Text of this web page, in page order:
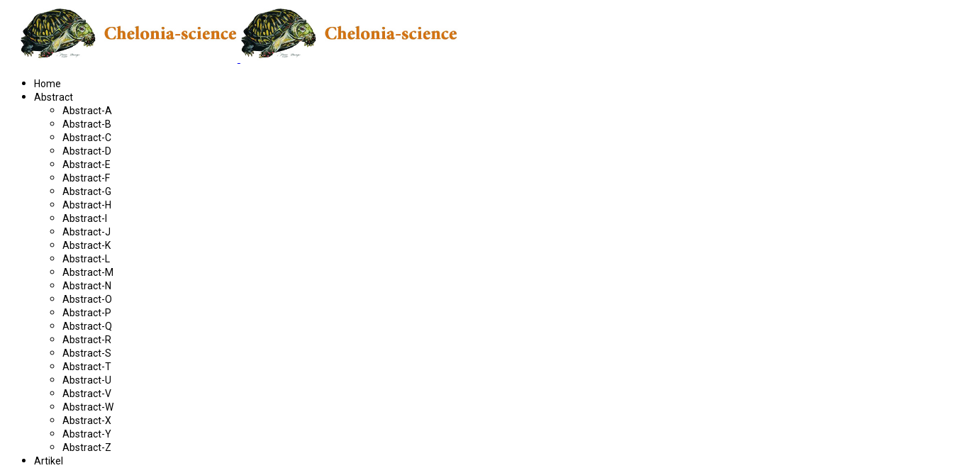
Home
Abstract
Abstract-A
Abstract-B
Abstract-C
Abstract-D
Abstract-E
Abstract-F
Abstract-G
Abstract-H
Abstract-I
Abstract-J
Abstract-K
Abstract-L
Abstract-M
Abstract-N
Abstract-O
Abstract-P
Abstract-Q
Abstract-R
Abstract-S
Abstract-T
Abstract-U
Abstract-V
Abstract-W
Abstract-X
Abstract-Y
Abstract-Z
Artikel